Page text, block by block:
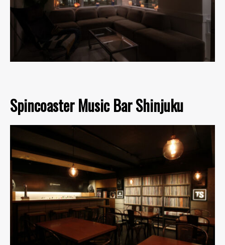
Spincoaster Music Bar Shinjuku